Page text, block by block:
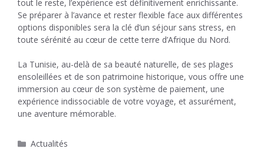
tout le reste, l’expérience est définitivement enrichissante.
Se préparer à l’avance et rester flexible face aux différentes
options disponibles sera la clé d’un séjour sans stress, en
toute sérénité au cœur de cette terre d’Afrique du Nord.
La Tunisie, au-delà de sa beauté naturelle, de ses plages
ensoleillées et de son patrimoine historique, vous offre une
immersion au cœur de son système de paiement, une
expérience indissociable de votre voyage, et assurément,
une aventure mémorable.
Catégories
Actualités